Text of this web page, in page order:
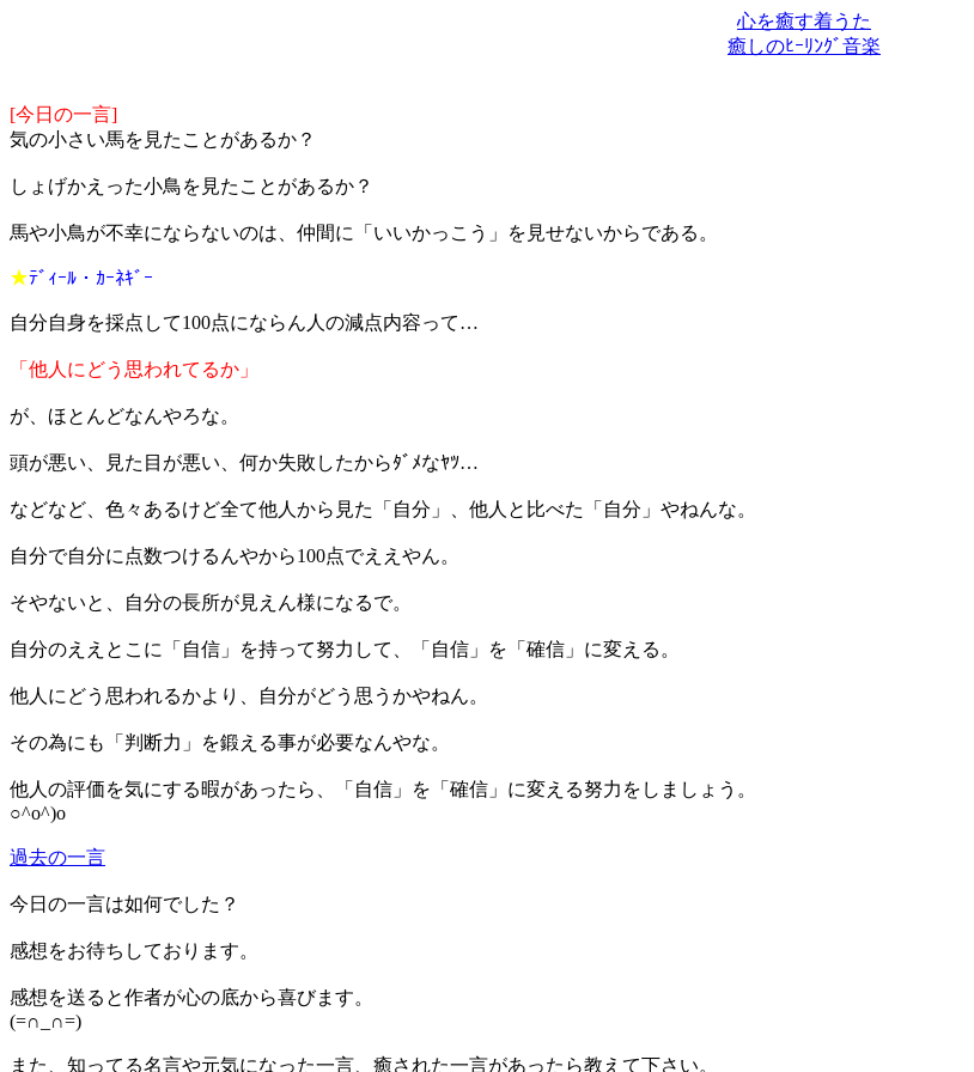
心を癒す着うた
癒しのﾋｰﾘﾝｸﾞ音楽
[今日の一言]
気の小さい馬を見たことがあるか？
しょげかえった小鳥を見たことがあるか？
馬や小鳥が不幸にならないのは、仲間に「いいかっこう」を見せないからである。
★ﾃﾞｨｰﾙ・ｶｰﾈｷﾞｰ
自分自身を採点して100点にならん人の減点内容って…
「他人にどう思われてるか」
が、ほとんどなんやろな。
頭が悪い、見た目が悪い、何か失敗したからﾀﾞﾒなﾔﾂ…
などなど、色々あるけど全て他人から見た「自分」、他人と比べた「自分」やねんな。
自分で自分に点数つけるんやから100点でええやん。
そやないと、自分の長所が見えん様になるで。
自分のええとこに「自信」を持って努力して、「自信」を「確信」に変える。
他人にどう思われるかより、自分がどう思うかやねん。
その為にも「判断力」を鍛える事が必要なんやな。
他人の評価を気にする暇があったら、「自信」を「確信」に変える努力をしましょう。
○^o^)o
過去の一言
今日の一言は如何でした？
感想をお待ちしております。
感想を送ると作者が心の底から喜びます。
(=∩_∩=)
また、知ってる名言や元気になった一言、癒された一言があったら教えて下さい。